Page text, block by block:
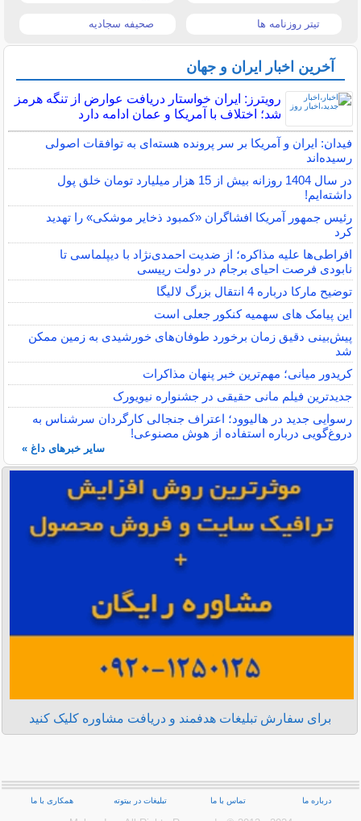
تیتر روزنامه ها صحیفه سجادیه
آخرین اخبار ایران و جهان
رویترز: ایران خواستار دریافت عوارض از تنگه هرمز
شد؛ اختلاف با آمریکا و عمان ادامه دارد
فیدان: ایران و آمریکا بر سر پرونده هسته‌ای به توافقات اصولی
رسیده‌اند
در سال 1404 روزانه بیش از 15 هزار میلیارد تومان خلق پول
داشته‌ایم!
رئیس جمهور آمریکا افشاگران «کمبود ذخایر موشکی» را تهدید
کرد
افراطی‌ها علیه مذاکره؛ از ضدیت احمدی‌نژاد با دیپلماسی تا
نابودی فرصت احیای برجام در دولت رییسی
توضیح مارکا درباره 4 انتقال بزرگ لالیگا
این پیامک های سهمیه کنکور جعلی است
پیش‌بینی دقیق زمان برخورد طوفان‌های خورشیدی به زمین ممکن
شد
کریدور میانی؛ مهم‌ترین خبر پنهان مذاکرات
جدیدترین فیلم مانی حقیقی در جشنواره نیویورک
رسوایی جدید در هالیوود؛ اعتراف جنجالی کارگردان سرشناس به
دروغ‌گویی درباره استفاده از هوش مصنوعی!
سایر خبرهای داغ »
برای سفارش تبلیغات هدفمند و دریافت مشاوره کلیک کنید
درباره ما تماس با ما تبلیغات در بیتوته همکاری با ما